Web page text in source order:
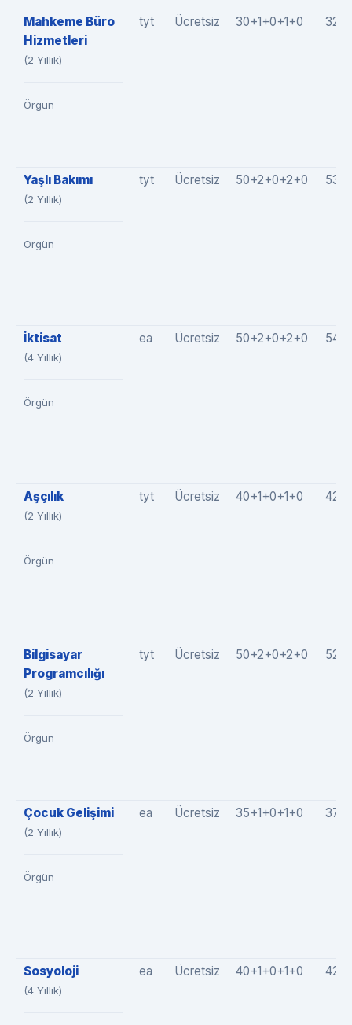
Mahkeme Büro
Hizmetleri
(2 Yıllık)
Örgün
tyt Ücretsiz 30+1+0+1+0
Yaşlı Bakımı
(2 Yıllık)
Örgün
tyt Ücretsiz 50+2+0+2+0
İktisat
(4 Yıllık)
Örgün
ea Ücretsiz 50+2+0+2+0
Aşçılık
(2 Yıllık)
Örgün
tyt Ücretsiz 40+1+0+1+0
Bilgisayar
Programcılığı
(2 Yıllık)
Örgün
tyt Ücretsiz 50+2+0+2+0
Çocuk Gelişimi
(2 Yıllık)
Örgün
ea Ücretsiz 35+1+0+1+0
Sosyoloji
(4 Yıllık)
ea Ücretsiz 40+1+0+1+0